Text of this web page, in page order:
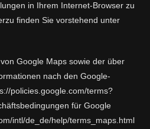
in Ihrem Internet-Browser zu
finden Sie vorstehend unter
Google Maps sowie der über
nach den Google-
policies.google.com/terms?
für Google
intl/de_de/help/terms_maps.html